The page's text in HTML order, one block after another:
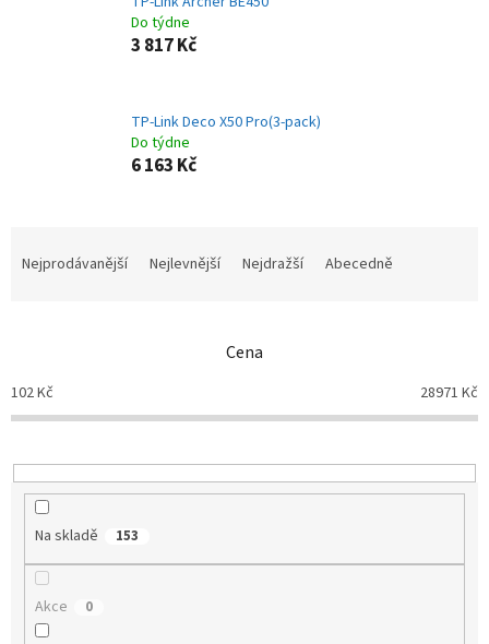
Do týdne
3 817 Kč
TP-Link Deco X50 Pro(3-pack)
Do týdne
6 163 Kč
p
r
o
u
Nejprodávanější Nejlevnější Nejdražší Abecedně
Cena
102Kč 28971 Kč
Na skladě 153
Akce 0